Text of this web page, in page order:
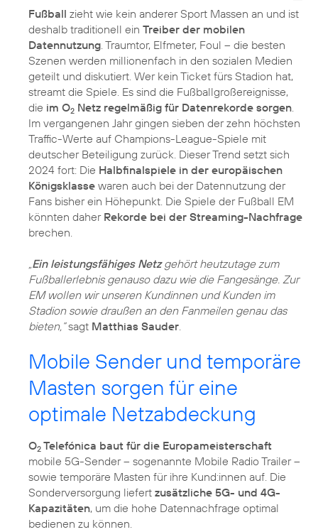
Fußball zieht wie kein anderer Sport Massen an und ist
deshalb traditionell ein Treiber der mobilen
Datennutzung. Traumtor, Elfmeter, Foul – die besten
Szenen werden millionenfach in den sozialen Medien
geteilt und diskutiert. Wer kein Ticket fürs Stadion hat,
streamt die Spiele. Es sind die Fußballgroßereignisse,
die im O2 Netz regelmäßig für Datenrekorde sorgen.
Im vergangenen Jahr gingen sieben der zehn höchsten
Traffic-Werte auf Champions-League-Spiele mit
deutscher Beteiligung zurück. Dieser Trend setzt sich
2024 fort: Die Halbfinalspiele in der europäischen
Königsklasse waren auch bei der Datennutzung der
Fans bisher ein Höhepunkt. Die Spiele der Fußball EM
könnten daher Rekorde bei der Streaming-Nachfrage
brechen.
„Ein leistungsfähiges Netzgehört heutzutage zum
Fußballerlebnis genauso dazu wie die Fangesänge. Zur
EM wollen wir unseren Kundinnen und Kunden im
Stadion sowie draußen an den Fanmeilen genau das
bieten,“sagt Matthias Sauder.
Mobile Sender und temporäre
Masten sorgen für eine
optimale Netzabdeckung
O2 Telefónica baut für die Europameisterschaft
mobile 5G-Sender – sogenannte Mobile Radio Trailer –
sowie temporäre Masten für ihre Kund:innen auf. Die
Sonderversorgung liefert zusätzliche 5G- und 4G-
Kapazitäten, um die hohe Datennachfrage optimal
bedienen zu können.